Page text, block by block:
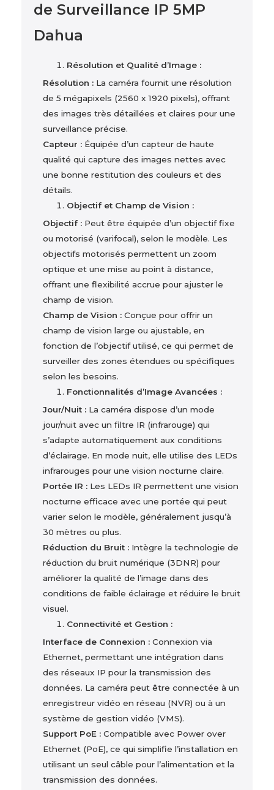
de Surveillance IP 5MP
Dahua
Résolution et Qualité d’Image :
Résolution :La caméra fournit une résolution
de 5 mégapixels (2560 x 1920 pixels), offrant
des images très détaillées et claires pour une
surveillance précise.
Capteur :Équipée d’un capteur de haute
qualité qui capture des images nettes avec
une bonne restitution des couleurs et des
détails.
Objectif et Champ de Vision :
Objectif :Peut être équipée d’un objectif fixe
ou motorisé (varifocal), selon le modèle. Les
objectifs motorisés permettent un zoom
optique et une mise au point à distance,
offrant une flexibilité accrue pour ajuster le
champ de vision.
Champ de Vision :Conçue pour offrir un
champ de vision large ou ajustable, en
fonction de l’objectif utilisé, ce qui permet de
surveiller des zones étendues ou spécifiques
selon les besoins.
Fonctionnalités d’Image Avancées :
Jour/Nuit :La caméra dispose d’un mode
jour/nuit avec un filtre IR (infrarouge) qui
s’adapte automatiquement aux conditions
d’éclairage. En mode nuit, elle utilise des LEDs
infrarouges pour une vision nocturne claire.
Portée IR :Les LEDs IR permettent une vision
nocturne efficace avec une portée qui peut
varier selon le modèle, généralement jusqu’à
30 mètres ou plus.
Réduction du Bruit :Intègre la technologie de
réduction du bruit numérique (3DNR) pour
améliorer la qualité de l’image dans des
conditions de faible éclairage et réduire le bruit
visuel.
Connectivité et Gestion :
Interface de Connexion :Connexion via
Ethernet, permettant une intégration dans
des réseaux IP pour la transmission des
données. La caméra peut être connectée à un
enregistreur vidéo en réseau (NVR) ou à un
système de gestion vidéo (VMS).
Support PoE :Compatible avec Power over
Ethernet (PoE), ce qui simplifie l’installation en
utilisant un seul câble pour l’alimentation et la
transmission des données.